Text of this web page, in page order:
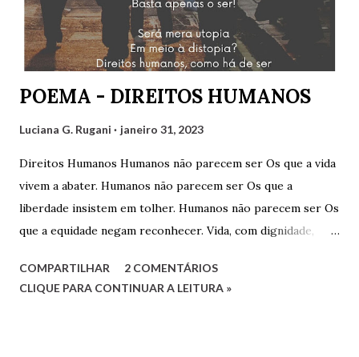
tão engrandecedor, oportunidade que temos para aprender
muito sobre variados assuntos. Cliquem abaixo para
assistir: Luciana G. Rugani
POEMA - DIREITOS HUMANOS
Luciana G. Rugani janeiro 31, 2023
Direitos Humanos Humanos não parecem ser Os que a vida
vivem a abater. Humanos não parecem ser Os que a
liberdade insistem em tolher. Humanos não parecem ser Os
que a equidade negam reconhecer. Vida, com dignidade,
Educação, com qualidade. Quesitos de uma sociedade Que
reconhece a humanidade. Não há que ser humano direito
COMPARTILHAR
2 COMENTÁRIOS
CLIQUE PARA CONTINUAR A LEITURA »